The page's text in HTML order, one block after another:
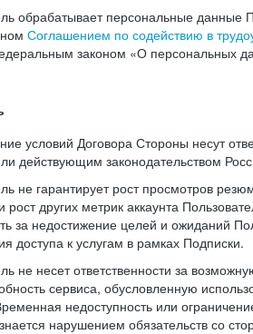
обрабатывает персональные данные
Соглашением по содействию в
законом «О персональных
условий Договора Стороны несут
действующим законодательством
не гарантирует рост просмотров
рост других метрик аккаунта
за недостижение целей и ожиданий
доступа к услугам в рамках Подписки.
не несет ответственности за
сервиса, обусловленную
недоступность или
нарушением обязательств со